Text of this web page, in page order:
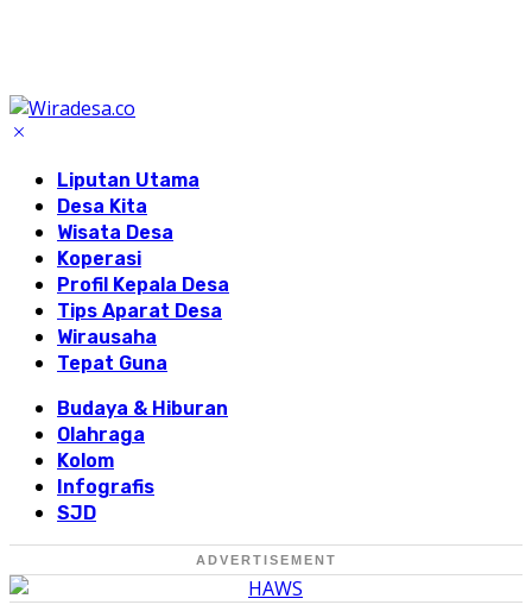
Liputan Utama
Desa Kita
Wisata Desa
Koperasi
Profil Kepala Desa
Tips Aparat Desa
Wirausaha
Tepat Guna
Budaya & Hiburan
Olahraga
Kolom
Infografis
SJD
ADVERTISEMENT